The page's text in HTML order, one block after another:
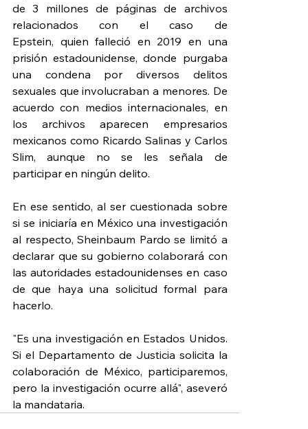
de 3 millones de páginas de archivos
relacionados con el caso de
Epstein, quien falleció en 2019 en una
prisión estadounidense, donde purgaba
una condena por diversos delitos
sexuales que involucraban a menores. De
acuerdo con medios internacionales, en
los archivos aparecen empresarios
mexicanos como Ricardo Salinas y Carlos
Slim, aunque no se les señala de
participar en ningún delito.
En ese sentido, al ser cuestionada sobre
si se iniciaría en México una investigación
al respecto, Sheinbaum Pardo se limitó a
declarar que su gobierno colaborará con
las autoridades estadounidenses en caso
de que haya una solicitud formal para
hacerlo.
"Es una investigación en Estados Unidos.
Si el Departamento de Justicia solicita la
colaboración de México, participaremos,
pero la investigación ocurre allá", aseveró
la mandataria.